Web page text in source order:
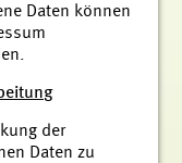
Daten können
der
Daten zu